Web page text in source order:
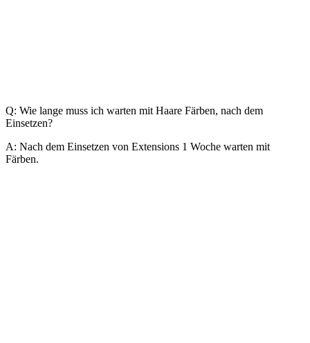
Q: Wie lange muss ich warten mit Haare Färben, nach dem
Einsetzen?
A: Nach dem Einsetzen von Extensions 1 Woche warten mit
Färben.